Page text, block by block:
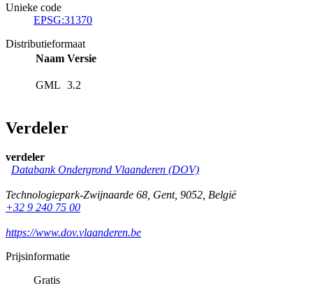
Unieke code
EPSG:31370
Distributieformaat
Naam Versie
GML 3.2
Verdeler
verdeler
Databank Ondergrond Vlaanderen (DOV)
Technologiepark-Zwijnaarde 68, Gent, 9052, België
+32 9 240 75 00
https://www.dov.vlaanderen.be
Prijsinformatie
Gratis